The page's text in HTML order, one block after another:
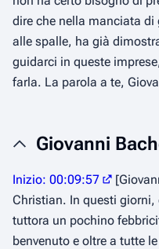
dire che nella manciata
alle spalle, ha già
guidarci in queste
farla. La parola a te,
Giovanni
Inizio: 00:09:57
Christian. In questi
tuttora un pochino
benvenuto e oltre a tutte